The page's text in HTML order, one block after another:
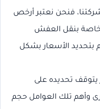
فنحن نعتبر أرخص
بنقل العفش
بتحديد الأسعار بشكل
يتوقف تحديده على
وأهم تلك العوامل حجم